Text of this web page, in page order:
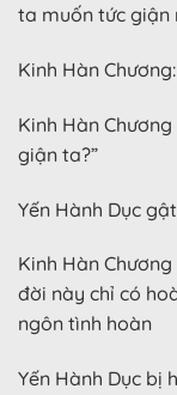
ta muốn tức giận
Kinh Hàn Chương:
Kinh Hàn
giận ta?”
Yến Hành Dục
Kinh Hàn
đời này chỉ có
ngôn tình hoàn
Yến Hành Dục bị